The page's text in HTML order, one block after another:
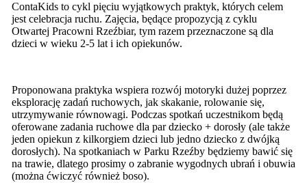
ContaKids to cykl pięciu wyjątkowych praktyk, których celem
jest celebracja ruchu. Zajęcia, będące propozycją z cyklu
Otwartej Pracowni Rzeźbiar, tym razem przeznaczone są dla
dzieci w wieku 2-5 lat i ich opiekunów.
Proponowana praktyka wspiera rozwój motoryki dużej poprzez
eksplorację zadań ruchowych, jak skakanie, rolowanie się,
utrzymywanie równowagi. Podczas spotkań uczestnikom będą
oferowane zadania ruchowe dla par dziecko + dorosły (ale także
jeden opiekun z kilkorgiem dzieci lub jedno dziecko z dwójką
dorosłych). Na spotkaniach w Parku Rzeźby będziemy bawić się
na trawie, dlatego prosimy o zabranie wygodnych ubrań i obuwia
(można ćwiczyć również boso).